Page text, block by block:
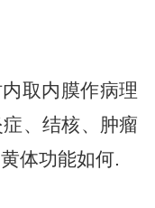
取内膜作病理
、结核、肿瘤
体功能如何.